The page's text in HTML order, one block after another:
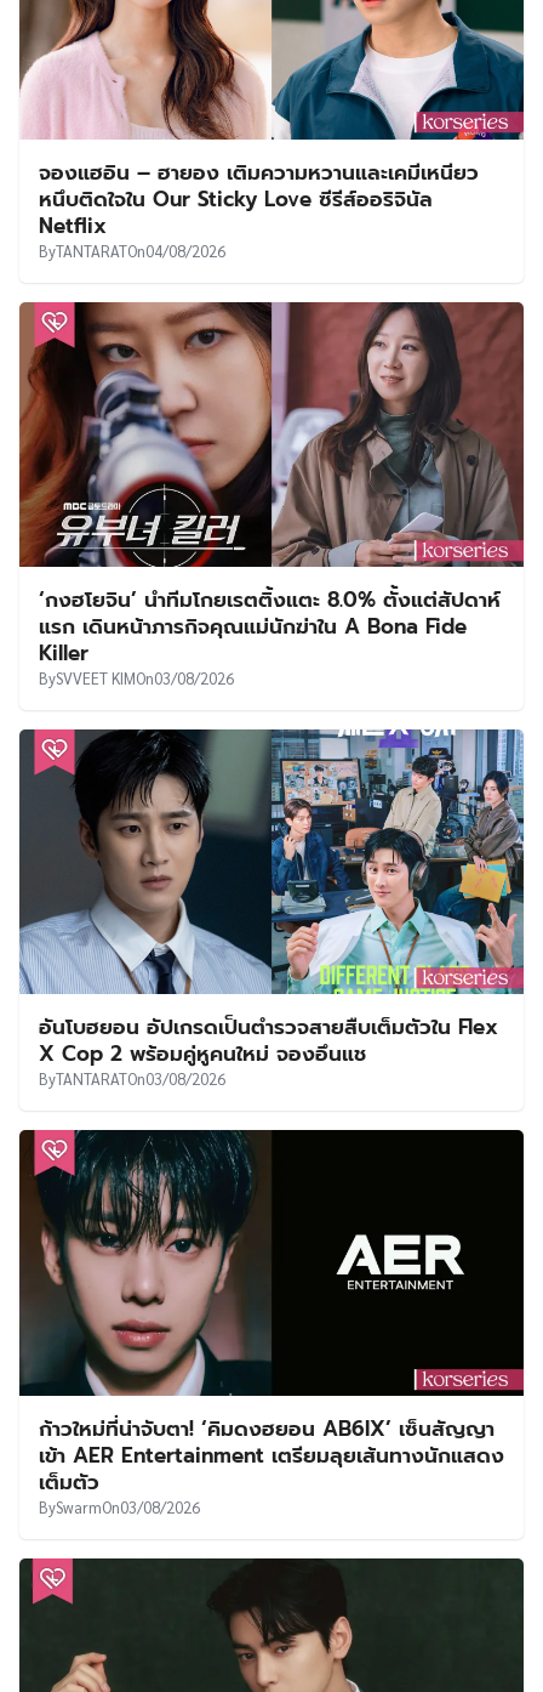
จองแฮอิน – ฮายอง เติมความหวานและเคมีเหนียว
หนึบติดใจใน Our Sticky Love ซีรีส์ออริจินัล
Netflix
ByTANTARATOn04/08/2026
‘กงฮโยจิน’ นำทีมโกยเรตติ้งแตะ 8.0% ตั้งแต่สัปดาห์
แรก เดินหน้าภารกิจคุณแม่นักฆ่าใน A Bona Fide
Killer
BySVVEET KIMOn03/08/2026
อันโบฮยอน อัปเกรดเป็นตำรวจสายสืบเต็มตัวใน Flex
X Cop 2 พร้อมคู่หูคนใหม่ จองอึนแช
ByTANTARATOn03/08/2026
ก้าวใหม่ที่น่าจับตา! ‘คิมดงฮยอน AB6IX’ เซ็นสัญญา
เข้า AER Entertainment เตรียมลุยเส้นทางนักแสดง
เต็มตัว
BySwarmOn03/08/2026